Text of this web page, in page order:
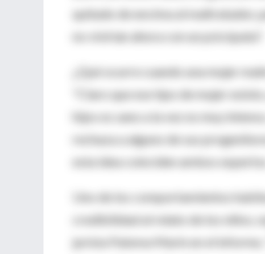
quitado de encima al maltratador,
no vivirían ahora con un psicópata".
¿Qué ocurre cuando una mujer
"Claro que ese tipo de mujer
hijos es sano a la vez es muy
rechaza a alguno de sus
esta idea coinciden ambos expertos.
Uno de los comportamientos
credibilidad al relato de los niños,
jurista Paloma Marín en el